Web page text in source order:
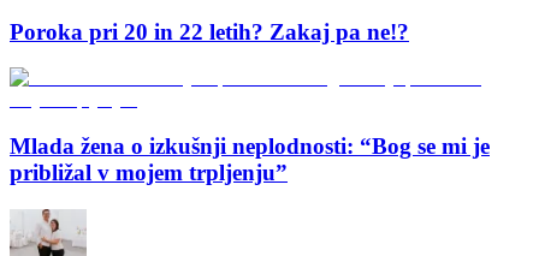
Poroka pri 20 in 22 letih? Zakaj pa ne!?
Mlada žena o izkušnji neplodnosti: “Bog se mi je
približal v mojem trpljenju”